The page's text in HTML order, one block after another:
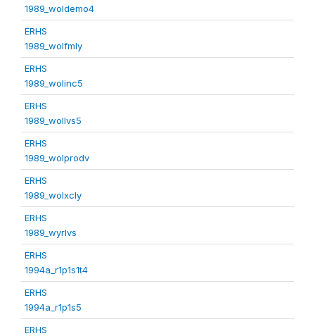
1989_woldemo4
ERHS
1989_wolfmly
ERHS
1989_wolinc5
ERHS
1989_wollvs5
ERHS
1989_wolprodv
ERHS
1989_wolxcly
ERHS
1989_wyrlvs
ERHS
1994a_r1p1s1t4
ERHS
1994a_r1p1s5
ERHS